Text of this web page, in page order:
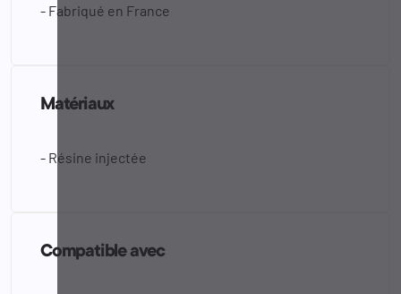
- Fabriqué en France
Matériaux
- Résine injectée
Compatible avec